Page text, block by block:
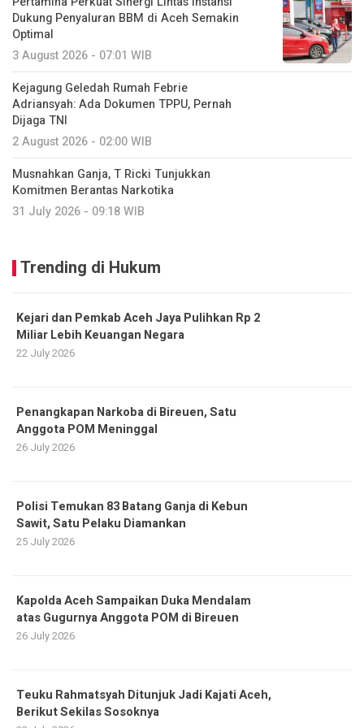
Dukung Penyaluran BBM di Aceh Semakin
Optimal
3 August 2026 - 07:01 WIB
Kejagung Geledah Rumah Febrie
Adriansyah: Ada Dokumen TPPU, Pernah
Dijaga TNI
2 August 2026 - 02:00 WIB
Musnahkan Ganja, T Ricki Tunjukkan
Komitmen Berantas Narkotika
31 July 2026 - 09:18 WIB
Trending di Hukum
Kejari dan Pemkab Aceh Jaya Pulihkan Rp 2
Miliar Lebih Keuangan Negara
22 July 2026
Penangkapan Narkoba di Bireuen, Satu
Anggota POM Meninggal
26 July 2026
Polisi Temukan 83 Batang Ganja di Kebun
Sawit, Satu Pelaku Diamankan
25 July 2026
Kapolda Aceh Sampaikan Duka Mendalam
atas Gugurnya Anggota POM di Bireuen
26 July 2026
Teuku Rahmatsyah Ditunjuk Jadi Kajati Aceh,
Berikut Sekilas Sosoknya